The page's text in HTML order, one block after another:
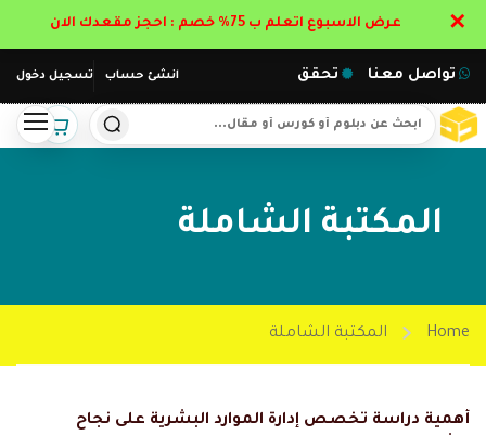
انشئ حساب تسجيل دخول تواصل معنا تحقق
المكتبة الشاملة
Home المكتبة الشاملة
أهمية دراسة تخصص إدارة الموارد البشرية على نجاح
عرض الاسبوع اتعلم ب 75% خصم : احجز مقعدك الان ✕